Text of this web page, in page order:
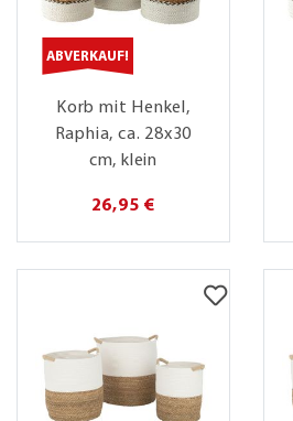
ABVERKAUF!
Korb mit Henkel,
Raphia, ca. 28x30
cm, klein
26,95 €